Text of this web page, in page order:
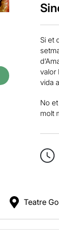
Si et
valor
vida
No
molt
Teatre